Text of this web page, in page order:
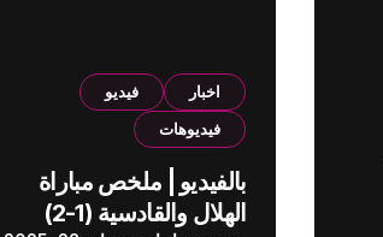
اخبار
فيديو
فيديوهات
بالفيديو | ملخص مباراة
الهلال والقادسية (1-2)